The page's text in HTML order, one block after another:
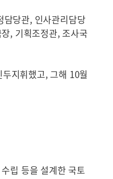
당관, 인사관리담당
, 기획조정관, 조사국
지휘했고, 그해 10월
립 등을 설계한 국토